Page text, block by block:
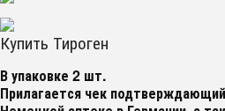
Купить Тироген
В упаковке 2 шт.
Прилагается чек